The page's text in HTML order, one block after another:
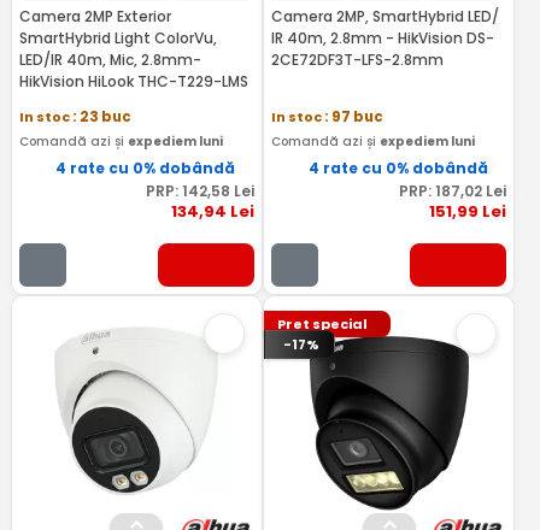
Camera 2MP Exterior
SmartHybrid Light ColorVu,
LED/IR 40m, Mic, 2.8mm-
HikVision HiLook THC-T229-LMS
In stoc: 23 buc
Comandă azi și expediem luni
4 rate cu 0% dobândă
PRP: 142,58 Lei
134,94 Lei
Camera 2MP, SmartHybrid LED/
IR 40m, 2.8mm - HikVision DS-
2CE72DF3T-LFS-2.8mm
In stoc: 97 buc
Comandă azi și expediem luni
4 rate cu 0% dobândă
PRP: 187,02 Lei
151,99 Lei
Pret special
-17%